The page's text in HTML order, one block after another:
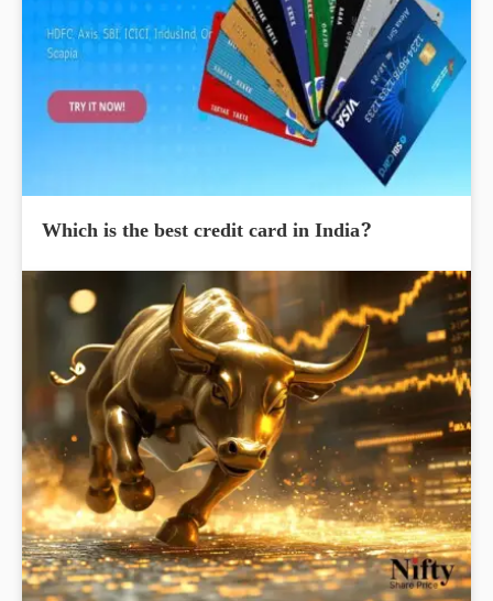
Which is the best credit card in India?